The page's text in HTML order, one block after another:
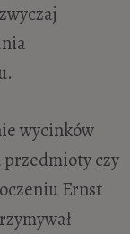
wycinków
czy
Ernst